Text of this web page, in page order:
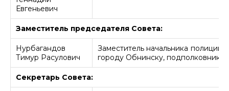
Евгеньевич
Заместитель председателя Совета:
Нурбагандов
Тимур Расулович
Заместитель начальника
городу Обнинску, подполковник
Секретарь Совета: